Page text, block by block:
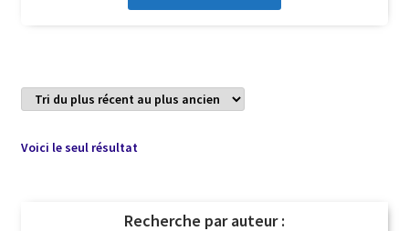
Voici le seul résultat
Recherche par auteur :